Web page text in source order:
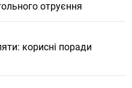
отруєння
корисні поради